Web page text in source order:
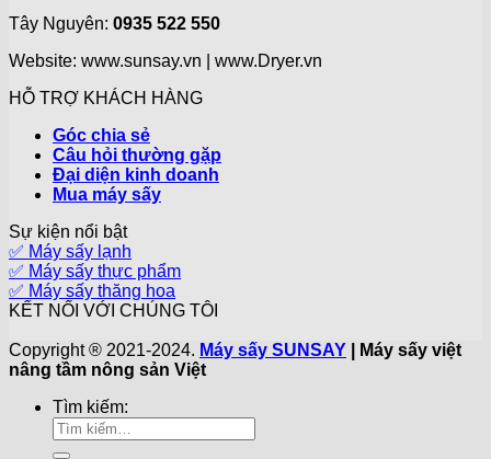
Tây Nguyên: 0935 522 550
Website: www.sunsay.vn | www.Dryer.vn
HỖ TRỢ KHÁCH HÀNG
Góc chia sẻ
Câu hỏi thường gặp
Đại diện kinh doanh
Mua máy sấy
Sự kiện nổi bật
✅ Máy sấy lạnh
✅ Máy sấy thực phẩm
✅ Máy sấy thăng hoa
KẾT NỐI VỚI CHÚNG TÔI
Copyright ® 2021-2024. Máy sấy SUNSAY | Máy sấy việt
nâng tầm nông sản Việt
Tìm kiếm: